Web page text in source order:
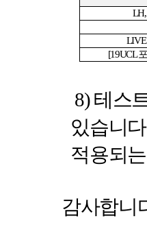
LIVE
[19UCL
8)테스
있습니다
적용되
감사합니